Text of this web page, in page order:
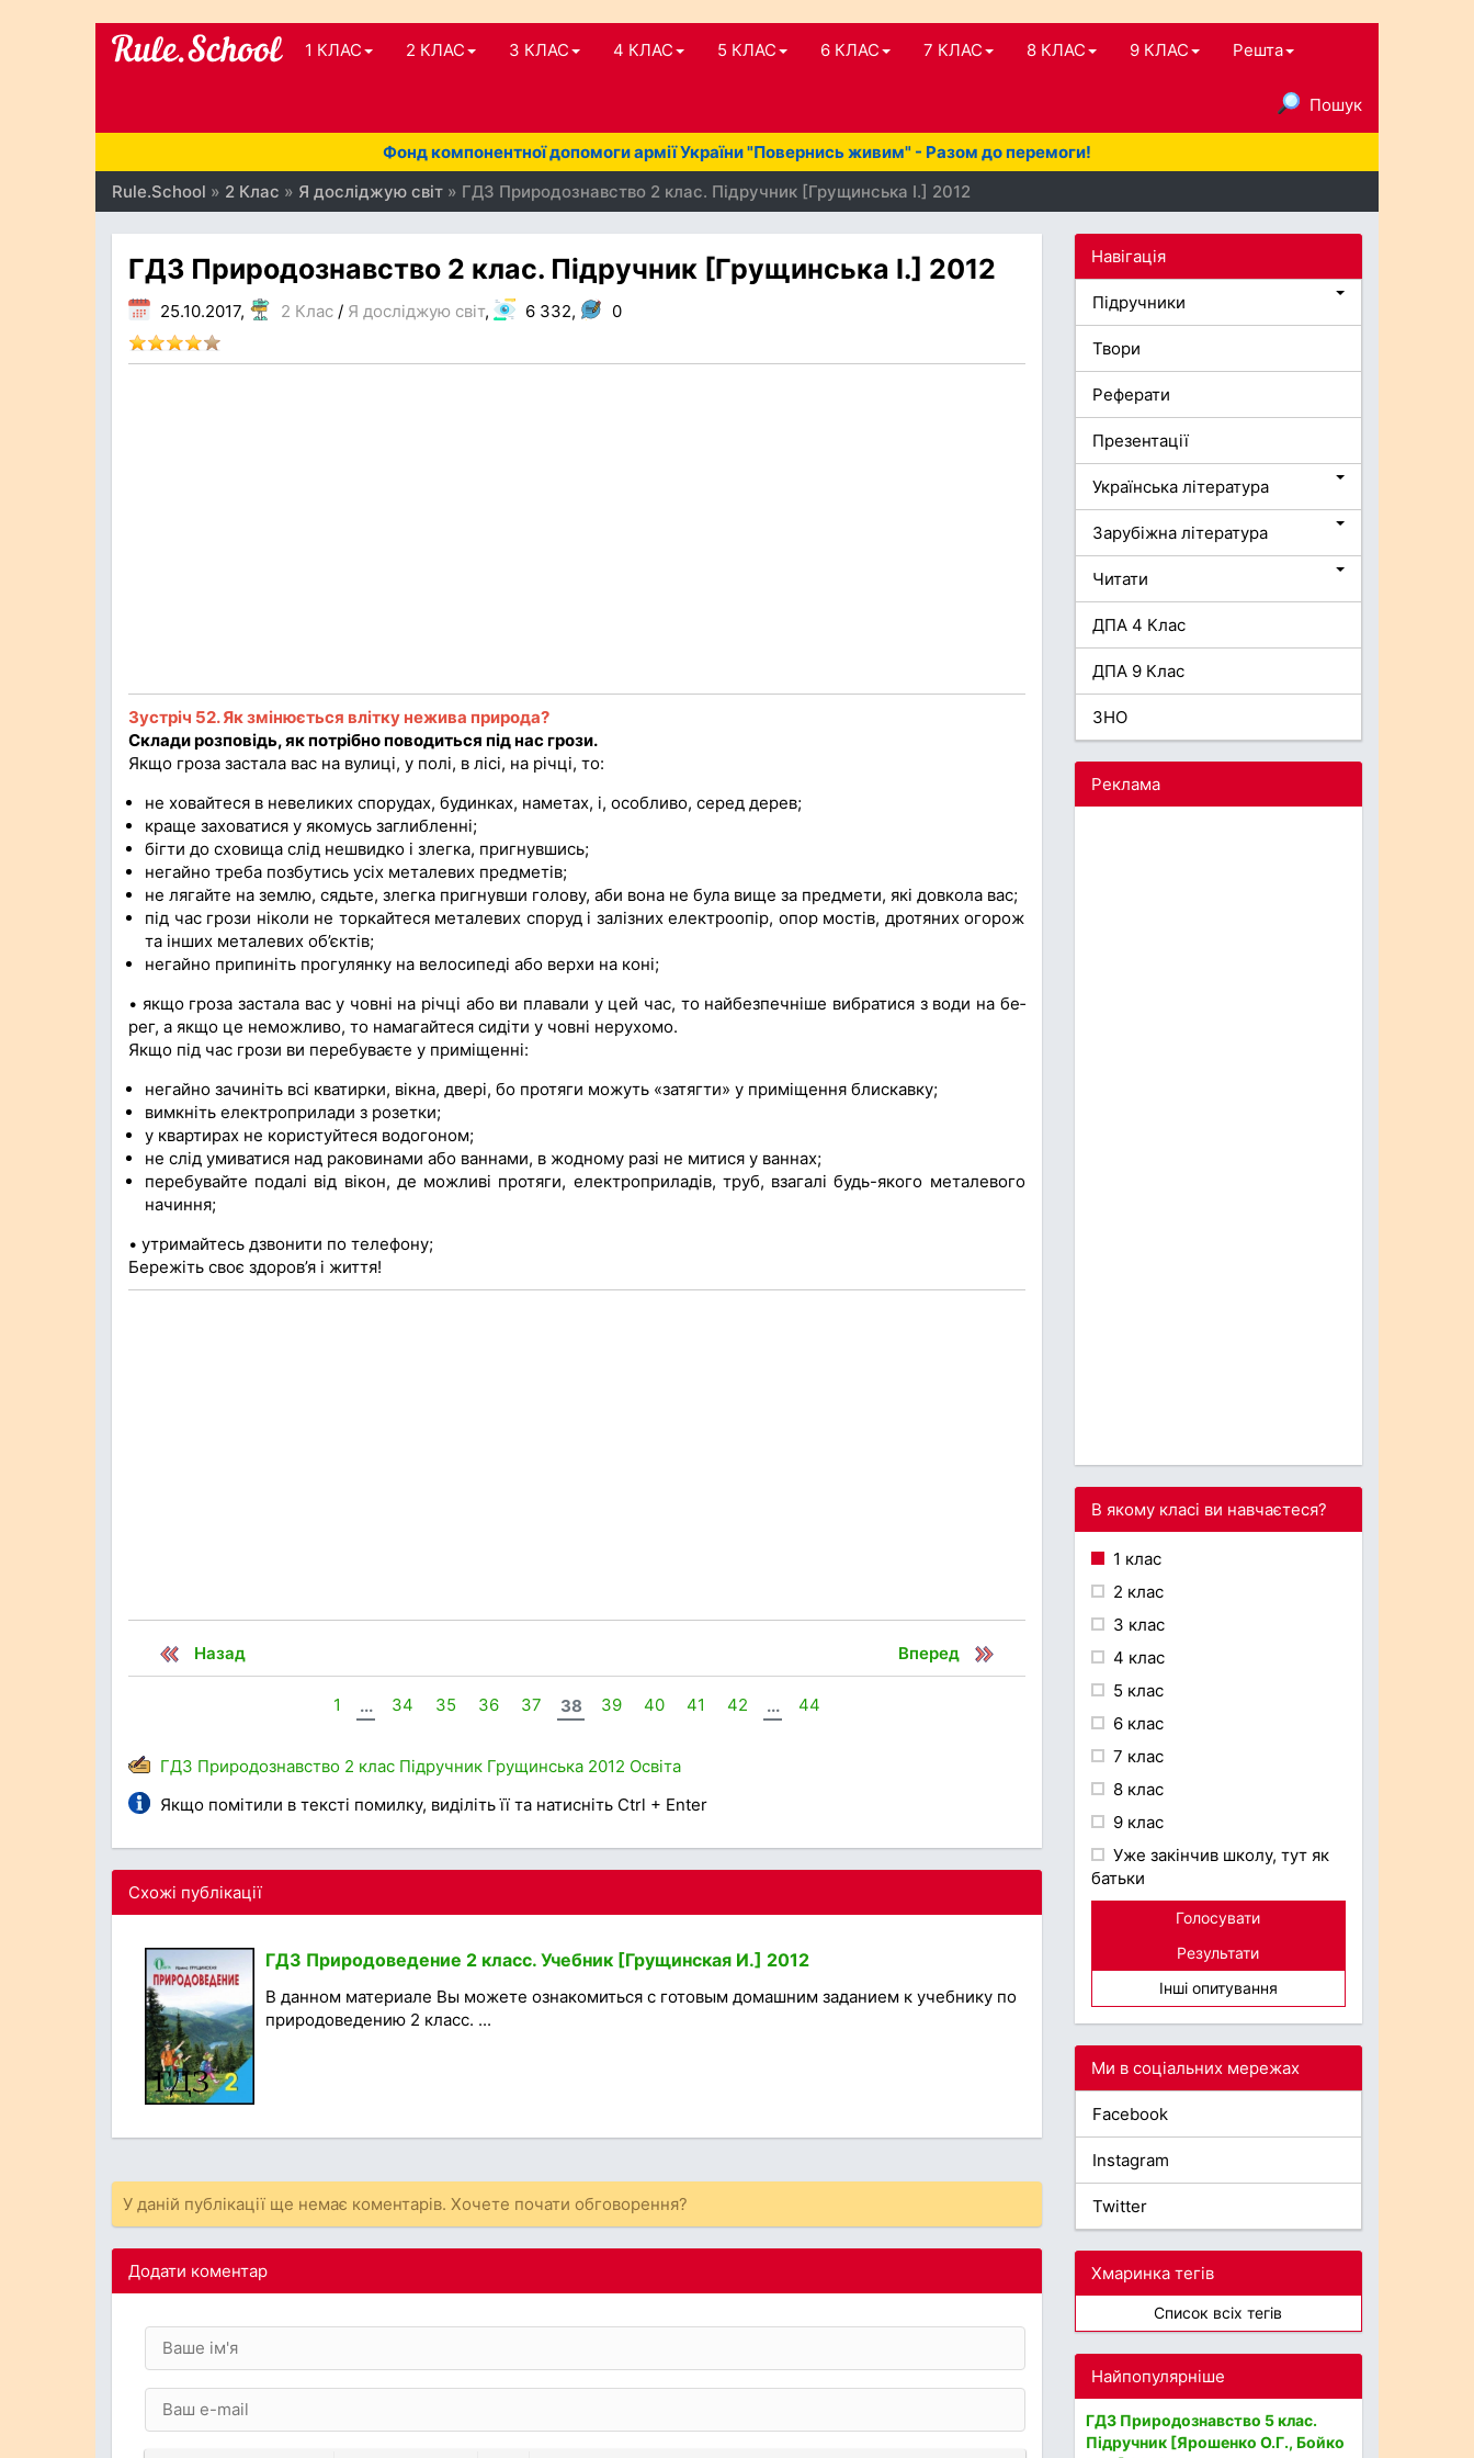
1 КЛАС 2 КЛАС 3 КЛАС 4 КЛАС 5 КЛАС 6 КЛАС 7 КЛАС 8 КЛАС 9 КЛАС Решта
Пошук
Фонд компонентної допомоги армії України "Повернись живим" - Разом до перемоги!
Rule.School » 2 Клас » Я досліджую світ » ГДЗ Природознавство 2 клас. Підручник [Грущинська І.] 2012
ГДЗ Природознавство 2 клас. Підручник [Грущинська І.] 2012
25.10.2017, 2 Клас / Я досліджую світ, 6 332, 0
Зустріч 52. Як змінюється влітку нежива природа?
Склади розповідь, як по­трібно поводиться під нас грози.
Якщо гроза застала вас на вулиці, у полі, в лісі, на річ­ці, то:
не ховайтеся в невели­ких спорудах, будинках, на­метах, і, особливо, серед де­рев;
краще заховатися у яко­мусь заглибленні;
бігти до сховища слід нешвидко і злегка, пригнув­шись;
негайно треба позбутись усіх металевих предметів;
не лягайте на землю, сядьте, злегка пригнувши голову, аби вона не була вище за предмети, які довкола вас;
під час грози ніколи не торкайтеся металевих споруд і залізних електроопір, опор мостів, дротяних огорож
та інших металевих об’єктів;
негайно припиніть про­гулянку на велосипеді або верхи на коні;
• якщо гроза застала вас у човні на річці або ви пла­вали у цей час, то найбезпеч­ніше вибратися з води на бе­
рег, а якщо це неможливо, то намагайтеся сидіти у чов­ні нерухомо.
Якщо під час грози ви пе­ребуваєте у приміщенні:
негайно зачиніть всі ква­тирки, вікна, двері, бо протя­ги можуть «затягти» у при­міщення блискавку;
вимкніть електропри­лади з розетки;
у квартирах не корис­туйтеся водогоном;
не слід умиватися над раковинами або ваннами, в жодному разі не митися у ваннах;
перебувайте подалі від вікон, де можливі протяги, електроприладів, труб, вза­галі будь-якого металевого
начиння;
• утримайтесь дзвонити по телефону;
Бережіть своє здоров’я і життя!
Назад Вперед
1 ... 34 35 36 37 38 39 40 41 42 ... 44
ГДЗ Природознавство 2 клас Підручник Грущинська 2012 Освіта
Якщо помітили в тексті помилку, виділіть її та натисніть Ctrl + Enter
Схожі публікації
ГДЗ Природоведение 2 класс. Учебник [Грущинская И.] 2012
В данном материале Вы можете ознакомиться с готовым домашним заданием к учебнику по
природоведению 2 класс. ...
У даній публікації ще немає коментарів. Хочете почати обговорення?
Додати коментар
Навігація
Підручники
Твори
Реферати
Презентації
Українська література
Зарубіжна література
Читати
ДПА 4 Клас
ДПА 9 Клас
ЗНО
Реклама
В якому класі ви навчаєтеся?
1 клас
2 клас
3 клас
4 клас
5 клас
6 клас
7 клас
8 клас
9 клас
Уже закінчив школу, тут як
батьки
Голосувати
Результати
Інші опитування
Ми в соціальних мережах
Facebook
Instagram
Twitter
Хмаринка тегів
Список всіх тегів
Найпопулярніше
ГДЗ Природознавство 5 клас.
Підручник [Ярошенко О.Г., Бойко